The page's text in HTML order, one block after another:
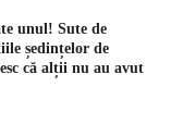
unul! Sute de
ședințelor de
că alții nu au avut